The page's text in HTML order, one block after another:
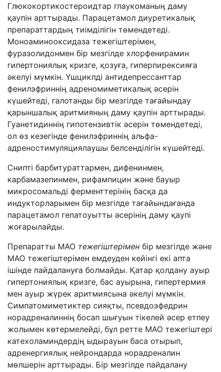
Глюкокортикостероидтар глаукоманың даму
қаупін арттырады. Парацетамол диуретикалық
препараттардың тиімділігін төмендетеді.
Моноаминооксидаза тежегіштерімен,
фуразолидонмен бір мезгілде хлорфенирамин
гипертониялық кризге, қозуға, гиперпирексияға
әкелуі мүмкін. Үшциклді антидепрессанттар
фенилэфриннің адреномиметикалық әсерін
күшейтеді, галотанды бір мезгілде тағайындау
қарыншалық аритмияның даму қаупін арттырады.
Гуанетидиннің гипотензивтік әсерін төмендетеді,
ол өз кезегінде фенилэфриннің альфа-
адреностимуляциялаушы белсенділігін күшейтеді.
Снипті барбитураттармен, дифенинмен,
карбамазепинмен, рифампицин және бауыр
микросомальді ферменттерінің басқа да
индукторларымен бір мезгілде тағайындағанда
парацетамол гепатоуытты әсерінің даму қаупі
жоғарылайды.
Препаратты МАО тежегіштерімен бір мезгілде және
МАО тежегіштерімен емдеуден кейінгі екі апта
ішінде пайдалануға болмайды. Қатар қолдану ауыр
гипертониялық кризге, бас ауырына, гипертермия
мен ауыр жүрек аритмиясына әкелуі мүмкін.
Симпатомиметиктер сияқты, псевдоэфедрин
норадреналиннің босап шығуын тікелей әсер етпеу
жолымен көтермелейді, бұл ретте МАО тежегіштері
катехоламиндердің ыдырауын баса отырып,
адренергиялық нейрондарда норадреналин
мөлшерін арттырады. Бір мезгілде пайдалану